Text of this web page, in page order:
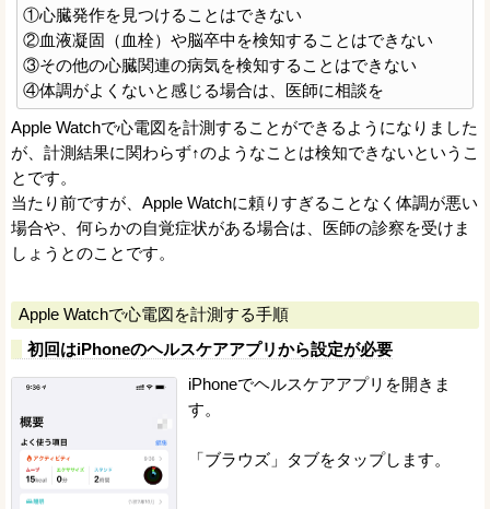
①心臓発作を見つけることはできない
②血液凝固（血栓）や脳卒中を検知することはできない
③その他の心臓関連の病気を検知することはできない
④体調がよくないと感じる場合は、医師に相談を
Apple Watchで心電図を計測することができるようになりました
が、計測結果に関わらず↑のようなことは検知できないというこ
とです。
当たり前ですが、Apple Watchに頼りすぎることなく体調が悪い
場合や、何らかの自覚症状がある場合は、医師の診察を受けま
しょうとのことです。
Apple Watchで心電図を計測する手順
初回はiPhoneのヘルスケアアプリから設定が必要
iPhoneでヘルスケアアプリを開きま
す。
「ブラウズ」タブをタップします。